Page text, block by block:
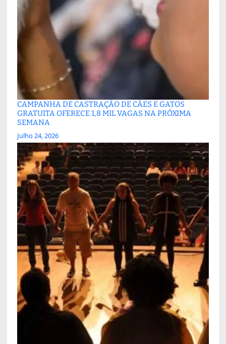
CAMPANHA DE CASTRAÇÃO DE CÃES E GATOS
GRATUITA OFERECE 1,8 MIL VAGAS NA PRÓXIMA
SEMANA
Julho 24, 2026